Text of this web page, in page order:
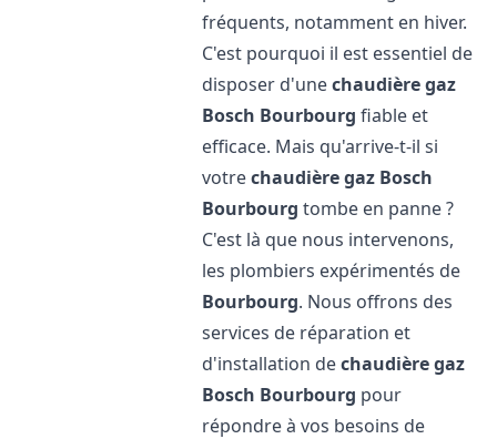
fréquents, notamment en hiver.
C'est pourquoi il est essentiel de
disposer d'unechaudière gaz
Bosch Bourbourg fiable et
efficace. Mais qu'arrive-t-il si
votrechaudière gaz Bosch
Bourbourg tombe en panne ?
C'est là que nous intervenons,
les plombiers expérimentés de
Bourbourg. Nous offrons des
services de réparation et
d'installation dechaudière gaz
Bosch Bourbourg pour
répondre à vos besoins de